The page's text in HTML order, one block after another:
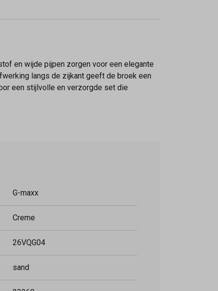
en wijde pijpen zorgen voor een elegante
langs de zijkant geeft de broek een
een stijlvolle en verzorgde set die
G-maxx
Creme
26VQG04
sand